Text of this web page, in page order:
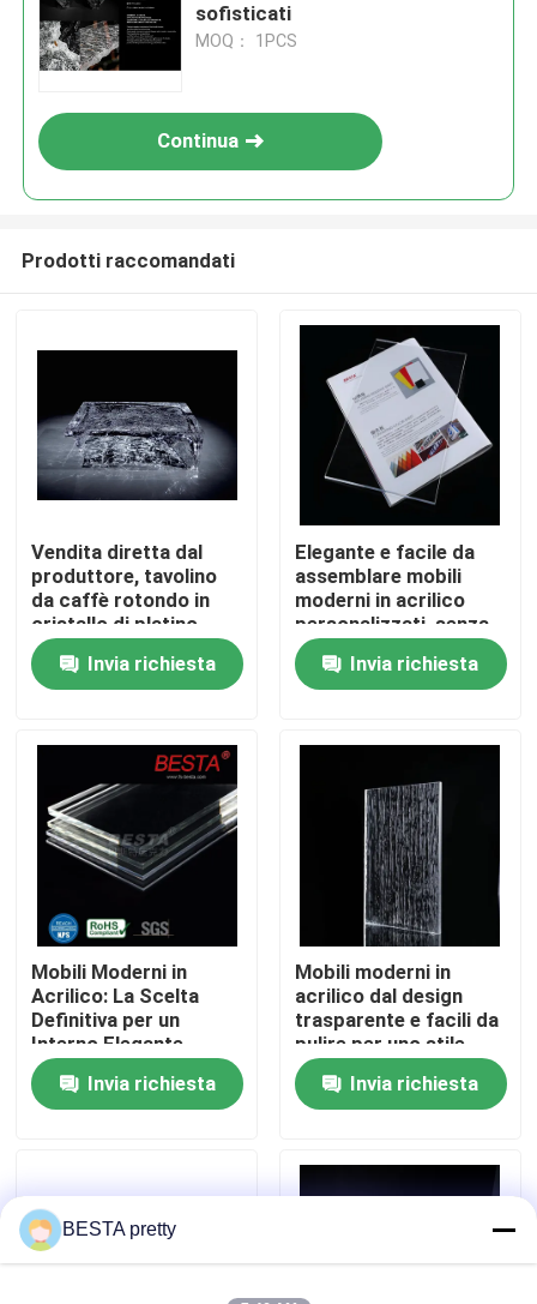
Casa.
Prodotti
Su di noi
Visita alla fabbrica
Controllo della qualità
Contattaci
Casi
sofisticati
MOQ： 1PCS
Continua
Prodotti raccomandati
Vendita diretta dal
produttore, tavolino
da caffè rotondo in
cristallo di platino
intagliato a ghiaccio
per la decorazione
della casa,
Invia richiesta
Elegante e facile da
assemblare mobili
moderni in acrilico
personalizzati, senza
necessità di
montaggio, colori
personalizzabili
Invia richiesta
Mobili Moderni in
Acrilico: La Scelta
Definitiva per un
Interno Elegante
Invia richiesta
Mobili moderni in
acrilico dal design
trasparente e facili da
pulire per uno stile
moderno e
manutenzione
Invia richiesta
BESTA pretty